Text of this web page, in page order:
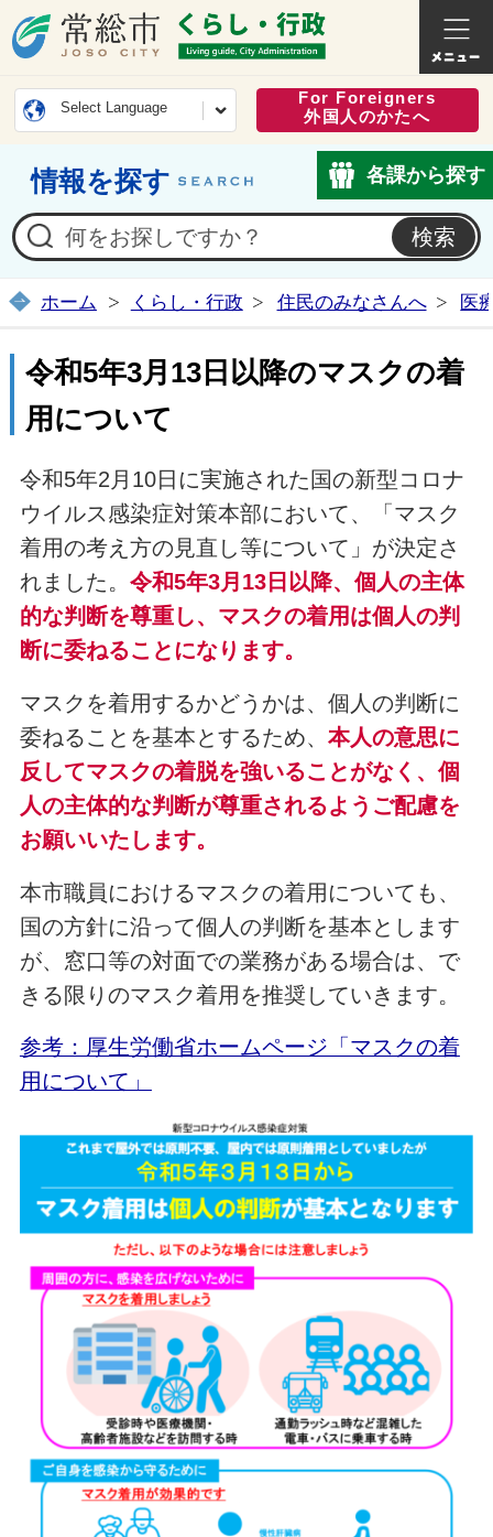
常総市公式ホームページ
くらし
Select Language
For Foreigners
外国人のかたへ
情報を探す 各課から探す
ホーム くらし・行政 住民のみなさんへ 医
令和5年3月13日以降のマスクの着
用について
令和5年2月10日に実施された国の新型コロナ
ウイルス感染症対策本部において、「マスク
着用の考え方の見直し等について」が決定さ
れました。 令和5年3月13日以降、個人の主体
的な判断を尊重し、マスクの着用は個人の判
断に委ねることになります。
マスクを着用するかどうかは、個人の判断に
委ねることを基本とするため、 本人の意思に
反してマスクの着脱を強いることがなく、個
人の主体的な判断が尊重されるようご配慮を
お願いいたします。
本市職員におけるマスクの着用についても、
国の方針に沿って個人の判断を基本とします
が、窓口等の対面での業務がある場合は、で
きる限りのマスク着用を推奨していきます。
参考：厚生労働省ホームページ「マスクの着
用について」